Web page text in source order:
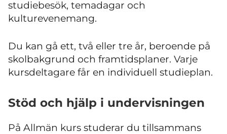
studiebesök, temadagar och
kulturevenemang.
Du kan gå ett, två eller tre år, beroende på
skolbakgrund och framtidsplaner. Varje
kursdeltagare får en individuell studieplan.
Stöd och hjälp i undervisningen
På Allmän kurs studerar du tillsammans